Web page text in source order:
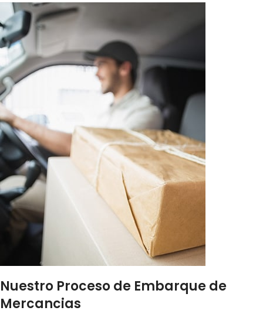
Nuestro Proceso de Embarque de
Mercancias